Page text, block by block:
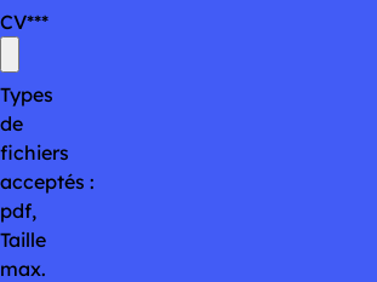
CV*
Types
de
fichiers
acceptés :
pdf,
Taille
max.